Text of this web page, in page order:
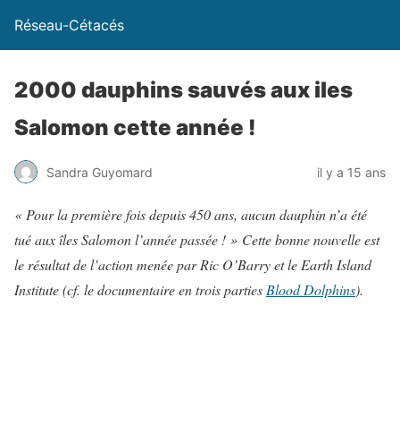
Réseau-Cétacés
2000 dauphins sauvés aux iles
Salomon cette année !
Sandra Guyomard il y a 15 ans
« Pour la première fois depuis 450 ans, aucun dauphin n’a été
tué aux îles Salomon l’année passée ! » Cette bonne nouvelle est
le résultat de l’action menée par Ric O’Barry et le Earth Island
Institute (cf. le documentaire en trois parties Blood Dolphins).